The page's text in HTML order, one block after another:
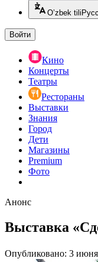
O’zbek tili
Войти
Кино
Концерты
Театры
Рестораны
Выставки
Знания
Город
Дети
Магазины
Premium
Фото
Анонс
Выставка
Опубликовано: 3